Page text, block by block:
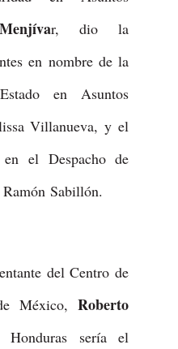
r, dio la
en nombre de la
en Asuntos
Villanueva, y el
en el Despacho de
Sabillón.
del Centro de
México,Roberto
sería el